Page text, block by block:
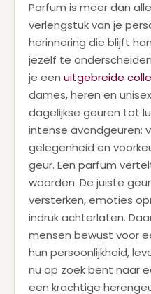
KILIAN (2)
LANCOME(9)
LATAFFA (1)
MARC JACOBS (2)
MUGLER(1)
MUGLER ALIEN GODDESS
NARCISO RODRIGUEZ(5)
NEJMA(1)
PACO RABANNE(14)
PRADA(6)
RALPH LAUREN(2)
Parfum is meer dan
verlengstuk van je
herinnering die blijft
jezelf te
je een uitgebreide
dames, heren en
dagelijkse geuren tot
intense avondgeuren:
gelegenheid en
geur. Een parfum
woorden. De juiste
versterken, emoties
indruk achterlaten.
mensen bewust voor
hun persoonlijkheid,
nu op zoek bent naar
een krachtige